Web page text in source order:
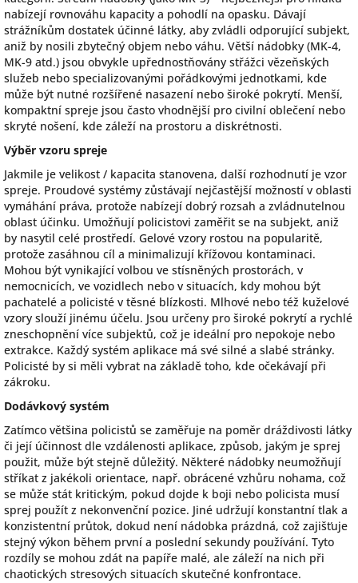
nabízejí rovnováhu kapacity a pohodlí na opasku. Dávají
strážníkům dostatek účinné látky, aby zvládli odporující subjekt,
aniž by nosili zbytečný objem nebo váhu. Větší nádobky (MK-4,
MK-9 atd.) jsou obvykle upřednostňovány střážci vězeňských
služeb nebo specializovanými pořádkovými jednotkami, kde
může být nutné rozšířené nasazení nebo široké pokrytí. Menší,
kompaktní spreje jsou často vhodnější pro civilní oblečení nebo
skryté nošení, kde záleží na prostoru a diskrétnosti.
Výběr vzoru spreje
Jakmile je velikost / kapacita stanovena, další rozhodnutí je vzor
spreje. Proudové systémy zůstávají nejčastější možností v oblasti
vymáhání práva, protože nabízejí dobrý rozsah a zvládnutelnou
oblast účinku. Umožňují policistovi zaměřit se na subjekt, aniž
by nasytil celé prostředí. Gelové vzory rostou na popularitě,
protože zasáhnou cíl a minimalizují křížovou kontaminaci.
Mohou být vynikající volbou ve stísněných prostorách, v
nemocnicích, ve vozidlech nebo v situacích, kdy mohou být
pachatelé a policisté v těsné blízkosti. Mlhové nebo též kuželové
vzory slouží jinému účelu. Jsou určeny pro široké pokrytí a rychlé
zneschopnění více subjektů, což je ideální pro nepokoje nebo
extrakce. Každý systém aplikace má své silné a slabé stránky.
Policisté by si měli vybrat na základě toho, kde očekávají při
zákroku.
Dodávkový systém
Zatímco většina policistů se zaměřuje na poměr dráždivosti látky
či její účinnost dle vzdálenosti aplikace, způsob, jakým je sprej
použit, může být stejně důležitý. Některé nádobky neumožňují
stříkat z jakékoli orientace, např. obrácené vzhůru nohama, což
se může stát kritickým, pokud dojde k boji nebo policista musí
sprej použít z nekonvenční pozice. Jiné udržují konstantní tlak a
konzistentní průtok, dokud není nádobka prázdná, což zajišťuje
stejný výkon během první a poslední sekundy používání. Tyto
rozdíly se mohou zdát na papíře malé, ale záleží na nich při
chaotických stresových situacích skutečné konfrontace.